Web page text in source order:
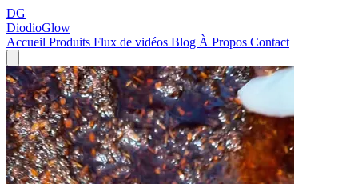
DG
DiodioGlow
Accueil Produits Flux de vidéos Blog À Propos Contact